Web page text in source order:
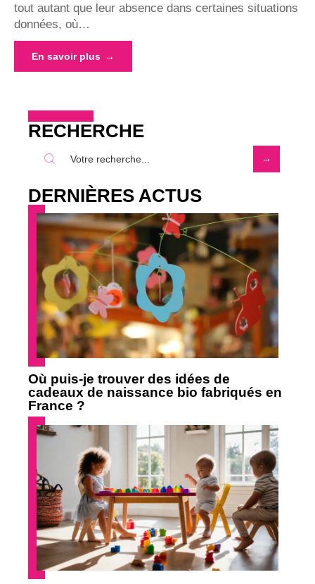
tout autant que leur absence dans certaines situations
données, où…
En savoir plus
RECHERCHE
DERNIÈRES ACTUS
Où puis-je trouver des idées de
cadeaux de naissance bio fabriqués en
France ?